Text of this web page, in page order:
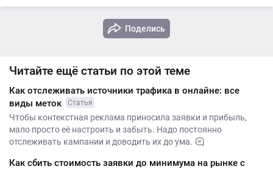
Поделись
Читайте ещё статьи по этой теме
Как отслеживать источники трафика в онлайне: все
виды меток
Статья
Чтобы контекстная реклама приносила заявки и прибыль,
мало просто её настроить и забыть. Надо постоянно
отслеживать кампании и доводить их до ума.
Как сбить стоимость заявки до минимума на рынке с